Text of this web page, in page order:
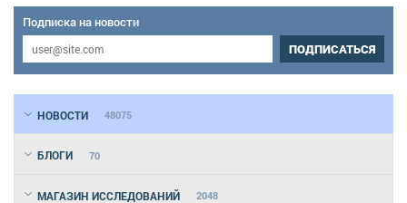
Подписка на новости
ПОДПИСАТЬСЯ
НОВОСТИ 48075
БЛОГИ 70
МАГАЗИН ИССЛЕДОВАНИЙ 2048